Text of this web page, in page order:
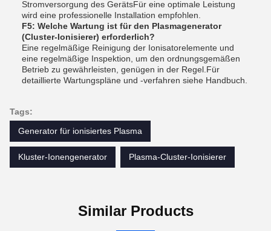
Stromversorgung des GerätsFür eine optimale Leistung
wird eine professionelle Installation empfohlen.
F5: Welche Wartung ist für den Plasmagenerator
(Cluster-Ionisierer) erforderlich?
Eine regelmäßige Reinigung der Ionisatorelemente und
eine regelmäßige Inspektion, um den ordnungsgemäßen
Betrieb zu gewährleisten, genügen in der Regel.Für
detaillierte Wartungspläne und -verfahren siehe Handbuch.
Tags:
Generator für ionisiertes Plasma
Kluster-Ionengenerator Plasma-Cluster-Ionisierer
Similar Products